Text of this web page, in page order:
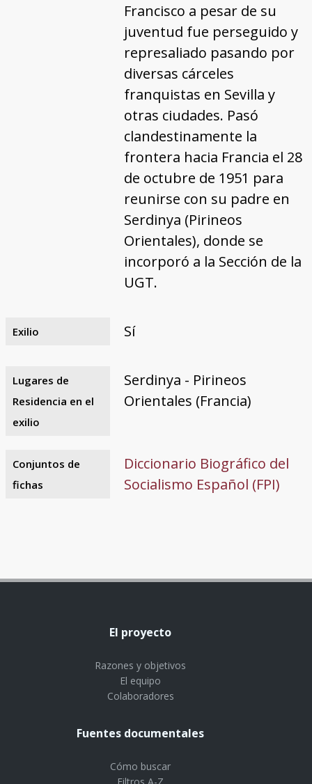
Francisco a pesar de su
juventud fue perseguido y
represaliado pasando por
diversas cárceles
franquistas en Sevilla y
otras ciudades. Pasó
clandestinamente la
frontera hacia Francia el 28
de octubre de 1951 para
reunirse con su padre en
Serdinya (Pirineos
Orientales), donde se
incorporó a la Sección de la
UGT.
Exilio Sí
Lugares de
Residencia en el
exilio
Serdinya - Pirineos
Orientales (Francia)
Conjuntos de
fichas
Diccionario Biográfico del
Socialismo Español (FPI)
El proyecto
Razones y objetivos
El equipo
Colaboradores
Fuentes documentales
Cómo buscar